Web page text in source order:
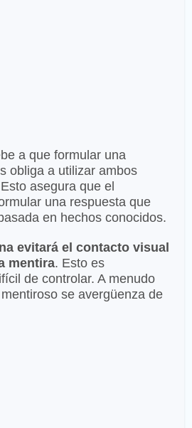
a que formular una
obliga a utilizar ambos
asegura que el
una respuesta que
en hechos conocidos.
evitará el contacto visual
mentira. Esto es
de controlar. A menudo
se avergüenza de